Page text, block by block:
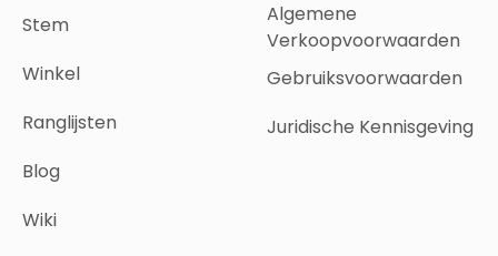
Stem
Winkel
Ranglijsten
Blog
Wiki
Algemene
Verkoopvoorwaarden
Gebruiksvoorwaarden
Juridische Kennisgeving